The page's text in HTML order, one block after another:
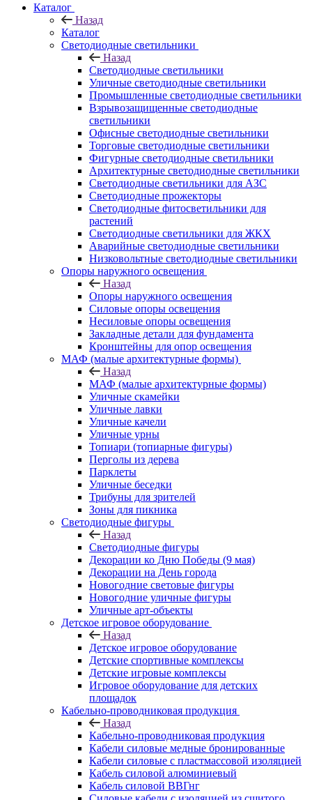
Каталог
Назад
Каталог
Светодиодные светильники
Назад
Светодиодные светильники
Уличные светодиодные светильники
Промышленные светодиодные светильники
Взрывозащищенные светодиодные
светильники
Офисные светодиодные светильники
Торговые светодиодные светильники
Фигурные светодиодные светильники
Архитектурные светодиодные светильники
Светодиодные светильники для АЗС
Светодиодные прожекторы
Светодиодные фитосветильники для
растений
Светодиодные светильники для ЖКХ
Аварийные светодиодные светильники
Низковольтные светодиодные светильники
Опоры наружного освещения
Назад
Опоры наружного освещения
Силовые опоры освещения
Несиловые опоры освещения
Закладные детали для фундамента
Кронштейны для опор освещения
МАФ (малые архитектурные формы)
Назад
МАФ (малые архитектурные формы)
Уличные скамейки
Уличные лавки
Уличные качели
Уличные урны
Топиари (топиарные фигуры)
Перголы из дерева
Парклеты
Уличные беседки
Трибуны для зрителей
Зоны для пикника
Светодиодные фигуры
Назад
Светодиодные фигуры
Декорации ко Дню Победы (9 мая)
Декорации на День города
Новогодние световые фигуры
Новогодние уличные фигуры
Уличные арт-объекты
Детское игровое оборудование
Назад
Детское игровое оборудование
Детские спортивные комплексы
Детские игровые комплексы
Игровое оборудование для детских
площадок
Кабельно-проводниковая продукция
Назад
Кабельно-проводниковая продукция
Кабели силовые медные бронированные
Кабели силовые с пластмассовой изоляцией
Кабель силовой алюминиевый
Кабель силовой ВВГнг